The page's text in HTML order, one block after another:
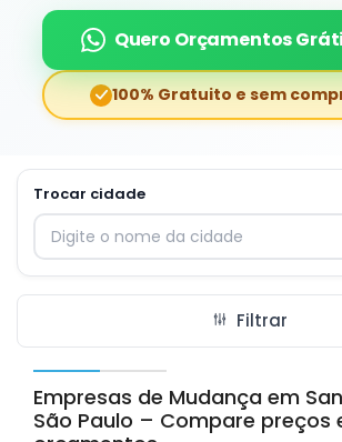
Quero Orçamentos
100% Gratuito e sem
Trocar cidade
Digite o nome da cidade para trocar
Filtrar
Empresas de Mudança em
São Paulo – Compare preços